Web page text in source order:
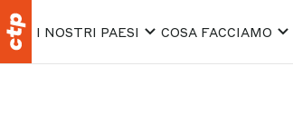
I NOSTRI PAESI COSA FACCIAMO